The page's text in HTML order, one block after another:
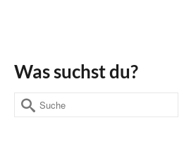
Was suchst du?
Suche
nach: